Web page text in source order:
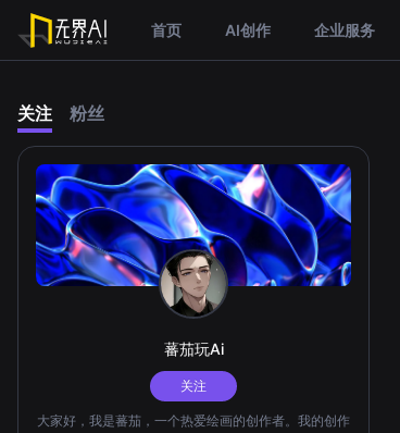
首页 AI创作 企业服务
关注 粉丝
蕃茄玩Ai
关注
大家好，我是蕃茄，一个热爱绘画的创作者。我的创作